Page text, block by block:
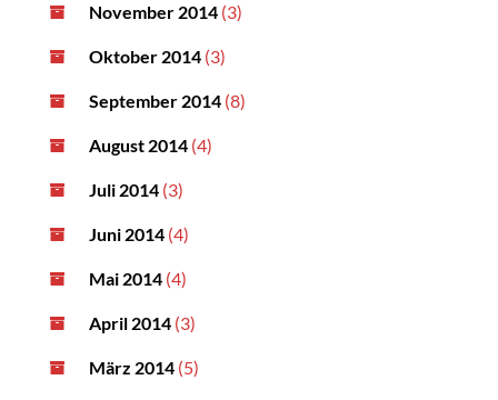
November 2014 (3)
Oktober 2014 (3)
September 2014 (8)
August 2014 (4)
Juli 2014 (3)
Juni 2014 (4)
Mai 2014 (4)
April 2014 (3)
März 2014 (5)